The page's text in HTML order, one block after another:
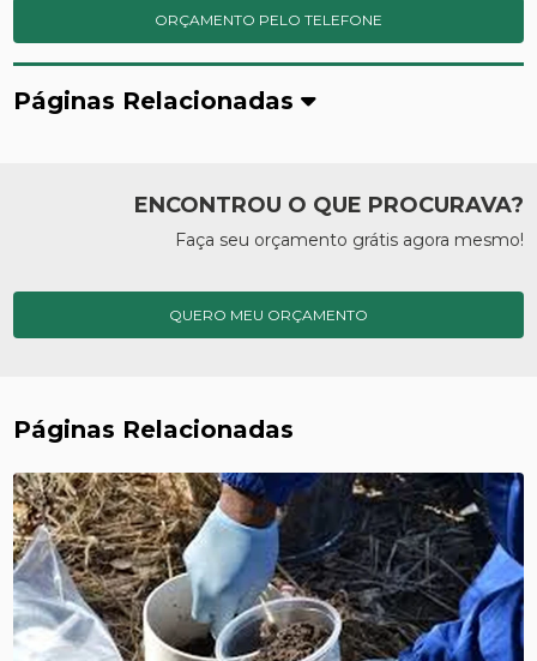
ORÇAMENTO PELO TELEFONE
Páginas Relacionadas
ENCONTROU O QUE PROCURAVA?
Faça seu orçamento grátis agora mesmo!
QUERO MEU ORÇAMENTO
Páginas Relacionadas